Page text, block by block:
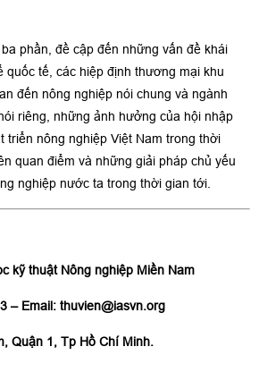
phần, đề cập đến những vấn đề khái
quốc tế, các hiệp định thương mại khu
đến nông nghiệp nói chung và ngành
riêng, những ảnh hưởng của hội nhập
triển nông nghiệp Việt Nam trong thời
quan điểm và những giải pháp chủ yếu
nghiệp nước ta trong thời gian tới.
kỹ thuật Nông nghiệp Miền Nam
– Email: thuvien@iasvn.org
Quận 1, Tp Hồ Chí Minh.